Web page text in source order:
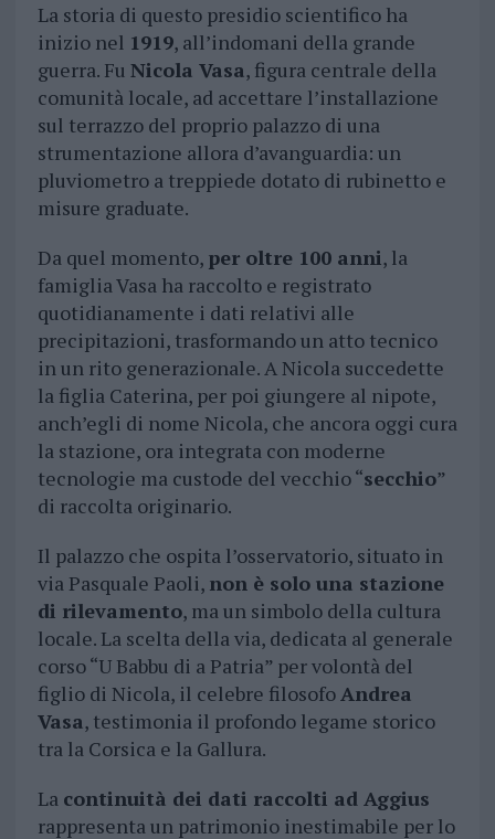
La storia di questo presidio scientifico ha
inizio nel 1919, all’indomani della grande
guerra. Fu Nicola Vasa, figura centrale della
comunità locale, ad accettare l’installazione
sul terrazzo del proprio palazzo di una
strumentazione allora d’avanguardia: un
pluviometro a treppiede dotato di rubinetto e
misure graduate.
Da quel momento, per oltre 100 anni, la
famiglia Vasa ha raccolto e registrato
quotidianamente i dati relativi alle
precipitazioni, trasformando un atto tecnico
in un rito generazionale. A Nicola succedette
la figlia Caterina, per poi giungere al nipote,
anch’egli di nome Nicola, che ancora oggi cura
la stazione, ora integrata con moderne
tecnologie ma custode del vecchio “secchio”
di raccolta originario.
Il palazzo che ospita l’osservatorio, situato in
via Pasquale Paoli, non è solo una stazione
di rilevamento, ma un simbolo della cultura
locale. La scelta della via, dedicata al generale
corso “U Babbu di a Patria” per volontà del
figlio di Nicola, il celebre filosofoAndrea
Vasa, testimonia il profondo legame storico
tra la Corsica e la Gallura.
La continuità dei dati raccolti ad Aggius
rappresenta un patrimonio inestimabile per lo